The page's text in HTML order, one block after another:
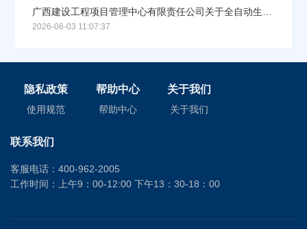
广西建设工程项目管理中心有限责任公司关于全自动生化仪等医疗设备采购项目中标结果公告
2026-06-03 11:07:37
隐私政策
使用规范
帮助中心
帮助中心
关于我们
关于我们
联系我们
客服电话：400-962-2005
工作时间：上午9：00-12:00 下午13：30-18：00